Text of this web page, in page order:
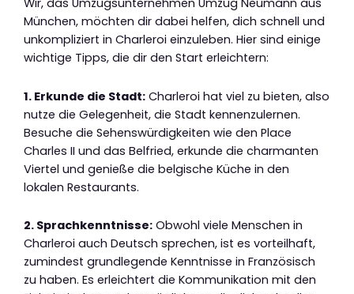
Wir, das Umzugsunternehmen Umzug Neumann aus
München, möchten dir dabei helfen, dich schnell und
unkompliziert in Charleroi einzuleben. Hier sind einige
wichtige Tipps, die dir den Start erleichtern:
1. Erkunde die Stadt: Charleroi hat viel zu bieten, also
nutze die Gelegenheit, die Stadt kennenzulernen.
Besuche die Sehenswürdigkeiten wie den Place
Charles II und das Belfried, erkunde die charmanten
Viertel und genieße die belgische Küche in den
lokalen Restaurants.
2. Sprachkenntnisse: Obwohl viele Menschen in
Charleroi auch Deutsch sprechen, ist es vorteilhaft,
zumindest grundlegende Kenntnisse in Französisch
zu haben. Es erleichtert die Kommunikation mit den